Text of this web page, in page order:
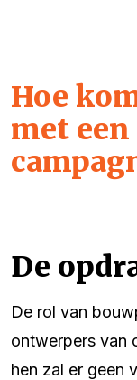
Hoe
met
De
De rol van
ontwerpers van
hen zal er geen